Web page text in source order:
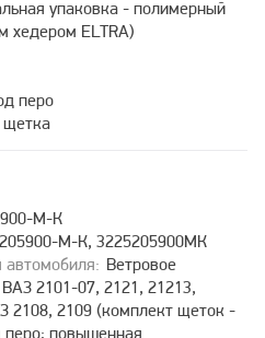
упаковка - полимерный
хедером ELTRA)
перо
щетка
М-К
М-К, 3225205900МК
Ветровое
2101-07, 2121, 21213,
2108, 2109 (комплект щеток -